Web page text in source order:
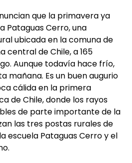
que la primavera ya
Pataguas Cerro, una
ubicada en la comuna de
central de Chile, a 165
Aunque todavía hace frío,
mañana. Es un buen augurio
cálida en la primera
de Chile, donde los rayos
de parte importante de la
las tres postas rurales de
escuela Pataguas Cerro y el